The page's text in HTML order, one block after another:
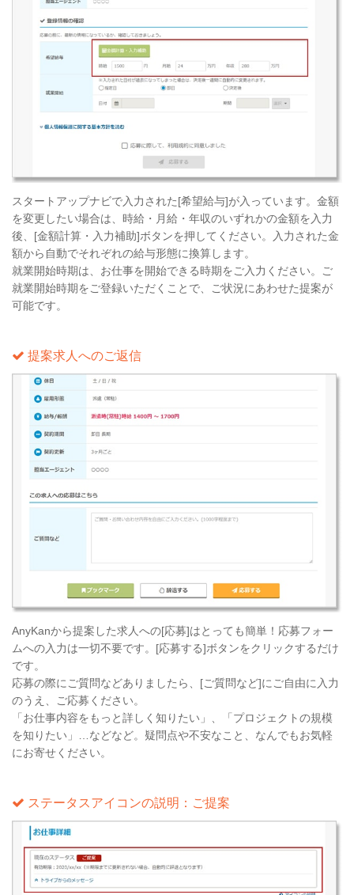
スタートアップナビで入力された[希望給与]が入っています。金額
を変更したい場合は、時給・月給・年収のいずれかの金額を入力
後、[金額計算・入力補助]ボタンを押してください。入力された金
額から自動でそれぞれの給与形態に換算します。
就業開始時期は、お仕事を開始できる時期をご入力ください。ご
就業開始時期をご登録いただくことで、ご状況にあわせた提案が
可能です。
提案求人へのご返信
AnyKanから提案した求人への[応募]はとっても簡単！応募フォー
ムへの入力は一切不要です。[応募する]ボタンをクリックするだけ
です。
応募の際にご質問などありましたら、[ご質問など]にご自由に入力
のうえ、ご応募ください。
「お仕事内容をもっと詳しく知りたい」、「プロジェクトの規模
を知りたい」…などなど。疑問点や不安なこと、なんでもお気軽
にお寄せください。
ステータスアイコンの説明：ご提案